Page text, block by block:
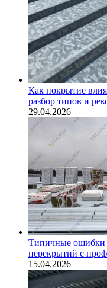
Как покрытие
разбор типов и
29.04.2026
Типичные ошибки
перекрытий с
15.04.2026